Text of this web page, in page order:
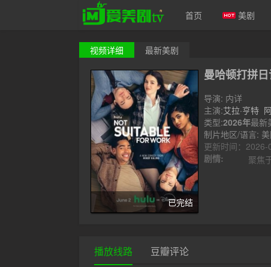
首页 美剧
视频详细 最新美剧
已完结
曼哈顿打拼日
导演: 内详
主演:艾拉·亨特
敏 格雷格·格曼
类型:2026年最新
制片地区/语言:
更新时间：
剧情:
聚焦于五
播放线路 豆瓣评论